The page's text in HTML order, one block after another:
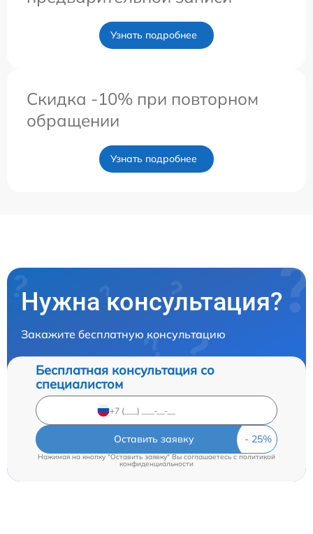
Узнать подробнее
Скидка -10% при повторном
обращении
Узнать подробнее
Нужна консультация?
Закажите бесплатную консультацию
Бесплатная консультация со
специалистом
Оставить заявку
Нажимая на кнопку "Оставить заявку" Вы соглашаетесь c политикой
конфиденциальности